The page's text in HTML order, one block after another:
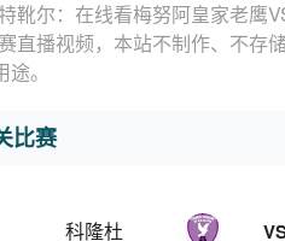
靴尔：在线看梅努阿皇家老鹰
直播视频，本站不制作、不存
。
比赛
科隆杜